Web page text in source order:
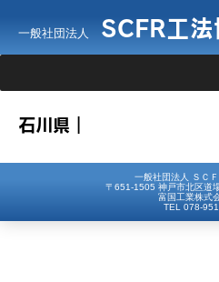
一般社団法人 SCFR工法
石川県｜
一般社団法人 ＳＣ
〒651-1505 神戸市北区道
富国工業株式
TEL 078-